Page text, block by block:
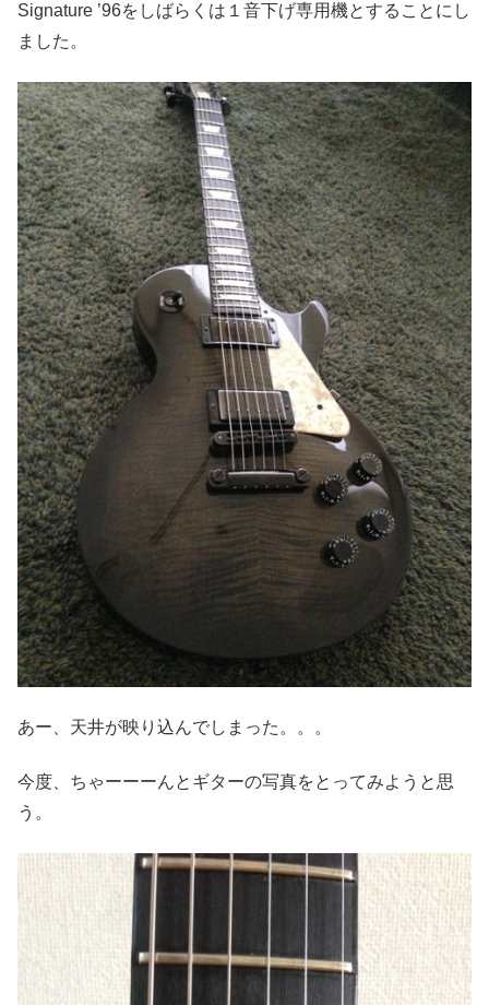
Signature ’96をしばらくは１音下げ専用機とすることにし
ました。
あー、天井が映り込んでしまった。。。
今度、ちゃーーーんとギターの写真をとってみようと思
う。